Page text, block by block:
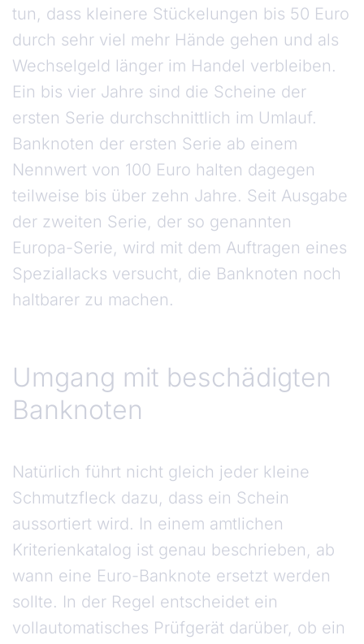
tun, dass kleinere Stückelungen bis 50 Euro
durch sehr viel mehr Hände gehen und als
Wechselgeld länger im Handel verbleiben.
Ein bis vier Jahre sind die Scheine der
ersten Serie durchschnittlich im Umlauf.
Banknoten der ersten Serie ab einem
Nennwert von 100 Euro halten dagegen
teilweise bis über zehn Jahre. Seit Ausgabe
der zweiten Serie, der so genannten
Europa-Serie, wird mit dem Auftragen eines
Speziallacks versucht, die Banknoten noch
haltbarer zu machen.
Umgang mit beschädigten
Banknoten
Natürlich führt nicht gleich jeder kleine
Schmutzfleck dazu, dass ein Schein
aussortiert wird. In einem amtlichen
Kriterienkatalog ist genau beschrieben, ab
wann eine Euro-Banknote ersetzt werden
sollte. In der Regel entscheidet ein
vollautomatisches Prüfgerät darüber, ob ein